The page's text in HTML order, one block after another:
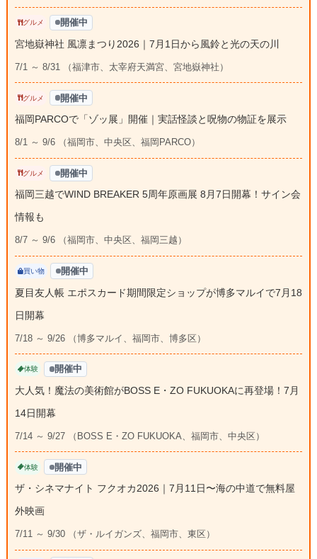
グルメ 開催中
宮地嶽神社 風凛まつり2026｜7月1日から風鈴と光の天の川
7/1 ～ 8/31 （福津市、太宰府天満宮、宮地嶽神社）
グルメ 開催中
福岡PARCOで「ゾッ展」開催｜実話怪談と呪物の物証を展示
8/1 ～ 9/6 （福岡市、中央区、福岡PARCO）
グルメ 開催中
福岡三越でWIND BREAKER 5周年原画展 8月7日開幕！サイン会
情報も
8/7 ～ 9/6 （福岡市、中央区、福岡三越）
買い物 開催中
夏目友人帳 エポスカード期間限定ショップが博多マルイで7月18
日開幕
7/18 ～ 9/26 （博多マルイ、福岡市、博多区）
体験 開催中
大人気！魔法の美術館がBOSS E・ZO FUKUOKAに再登場！7月
14日開幕
7/14 ～ 9/27 （BOSS E・ZO FUKUOKA、福岡市、中央区）
体験 開催中
ザ・シネマナイト フクオカ2026｜7月11日〜海の中道で無料屋
外映画
7/11 ～ 9/30 （ザ・ルイガンズ、福岡市、東区）